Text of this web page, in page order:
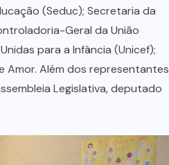
(Seduc); Secretaria da
Geral da União
para a Infância (Unicef);
Amor. Além dos representantes
Legislativa, deputado